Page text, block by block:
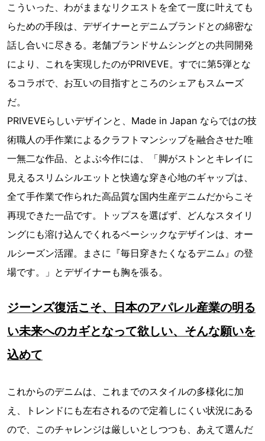
こういった、わがままなリクエストを全て一度に叶えても
らための手段は、デザイナーとデニムブランドとの綿密な
話し合いに尽きる。老舗ブランドサムシングとの共同開発
により、これを実現したのがPRIVEVE。すでに第5弾とな
るコラボで、お互いの目指すところのシェアもスムーズ
だ。
PRIVEVEらしいデザインと、Made in Japan ならではの技
術職人の手作業によるクラフトマンシップを融合させた唯
一無二な作品、とよぶ今作には、「脚がストンとキレイに
見えるスリムシルエットと快適な穿き心地のギャップは、
全て手作業で作られた高品質な国内生産デニムだからこそ
再現できた一品です。トップスを選ばず、どんなスタイリ
ングにも溶け込んでくれるベーシックなデザインは、オー
ルシーズン活躍。まさに『毎日穿きたくなるデニム』の登
場です。」とデザイナーも胸を張る。
ジーンズ復活こそ、日本のアパレル産業の明る
い未来へのカギとなって欲しい、そんな願いを
込めて
これからのデニムは、これまでのスタイルの多様化に加
え、トレンドにも左右されるので定着しにくい状況にある
ので、このチャレンジは厳しいとしつつも、あえて選んだ